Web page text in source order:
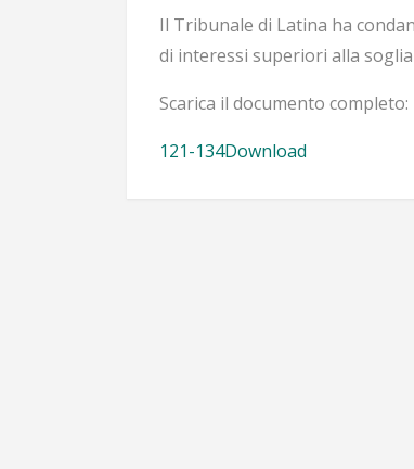
Il Tribunale di Latina ha
di interessi superiori alla
Scarica il documento completo:
121-134Download